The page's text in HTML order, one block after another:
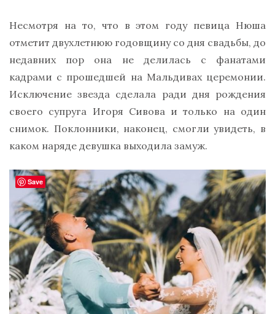
Несмотря на то, что в этом году певица Нюша
отметит двухлетнюю годовщину со дня свадьбы, до
недавних пор она не делилась с фанатами
кадрами с прошедшей на Мальдивах церемонии.
Исключение звезда сделала ради дня рождения
своего супруга Игоря Сивова и только на один
снимок. Поклонники, наконец, смогли увидеть, в
каком наряде девушка выходила замуж.
Save